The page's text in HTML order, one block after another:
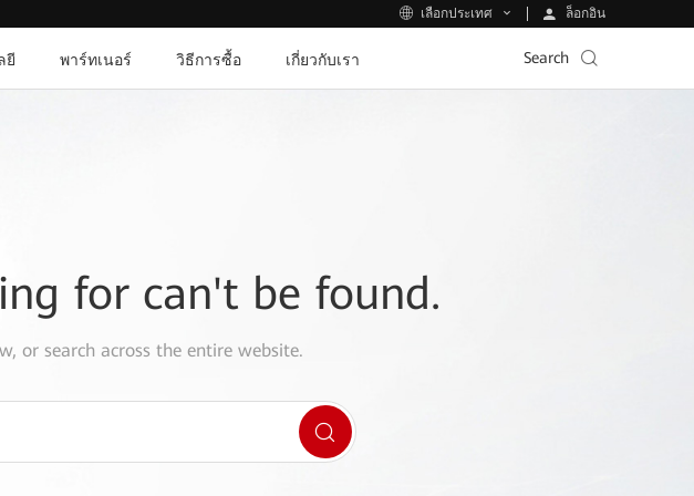
เลือกประเทศ ล็อกอิน
ยี พาร์ทเนอร์ วิธีการซื้อ เกี่ยวกับเรา Search
for can't be found.
or search across the entire website.